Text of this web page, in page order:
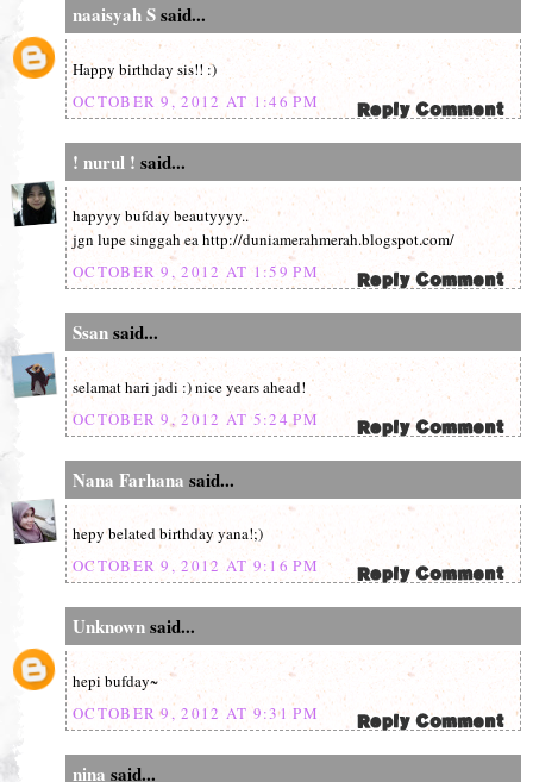
naaisyah Ssaid...
Happy birthday sis!! :)
OCTOBER 9, 2012 AT 1:46 PM
! nurul ! said...
hapyyy bufday beautyyyy..
jgn lupe singgah ea http://duniamerahmerah.blogspot.com/
OCTOBER 9, 2012 AT 1:59 PM
Ssansaid...
selamat hari jadi :) nice years ahead!
OCTOBER 9, 2012 AT 5:24 PM
Nana Farhana said...
hepy belated birthday yana!;)
OCTOBER 9, 2012 AT 9:16 PM
Unknownsaid...
hepi bufday~
OCTOBER 9, 2012 AT 9:31 PM
nina said...